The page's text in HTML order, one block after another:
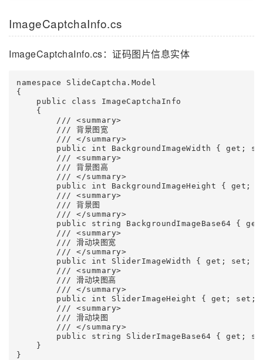
ImageCaptchaInfo.cs
ImageCaptchaInfo.cs：证码图片信息实体
namespace SlideCaptcha.Model
{
    public class ImageCaptchaInfo
    {
        /// <summary>
        /// 背景图宽
        /// </summary>
public int BackgroundImageWidth { get;
        /// <summary>
        /// 背景图高
        /// </summary>
public int BackgroundImageHeight { get;
        /// <summary>
        /// 背景图
        /// </summary>
public string BackgroundImageBase64 {
        /// <summary>
        /// 滑动块图宽
        /// </summary>
        public int SliderImageWidth { get; set; }
        /// <summary>
        /// 滑动块图高
        /// </summary>
public int SliderImageHeight { get; set;
        /// <summary>
        /// 滑动块图
        /// </summary>
public string SliderImageBase64 { get;
    }
}